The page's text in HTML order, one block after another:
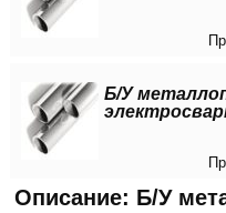
Б/У
Описание: Б/У